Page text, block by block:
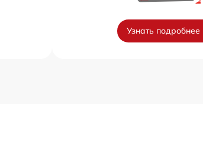
Узнать подробнее